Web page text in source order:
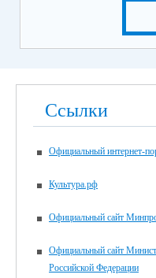
Ссылки
Официальный интернет-
Культура.рф
Официальный сайт
Официальный сайт
Российской Федерации